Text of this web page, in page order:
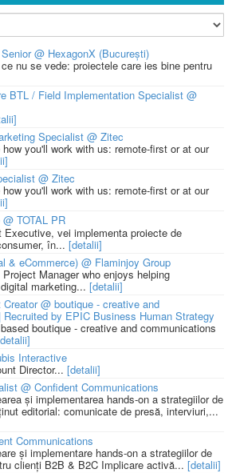
@ HexagonX (București)
nu se vede: proiectele care ies bine pentru
BTL / Field Implementation Specialist @
Specialist @ Zitec
you'll work with us: remote-first or at our
@ Zitec
you'll work with us: remote-first or at our
TOTAL PR
vei implementa proiecte de
în... [detalii]
& eCommerce) @ Flaminjoy Group
Manager who enjoys helping
marketing... [detalii]
@ boutique - creative and
by EPIC Business Human Strategy
boutique - creative and communications
Interactive
Director... [detalii]
@ Confident Communications
și implementarea hands-on a strategiilor de
editorial: comunicate de presă, interviuri,...
Communications
și implementare hands-on a strategiilor de
clienți B2B & B2C Implicare activă... [detalii]